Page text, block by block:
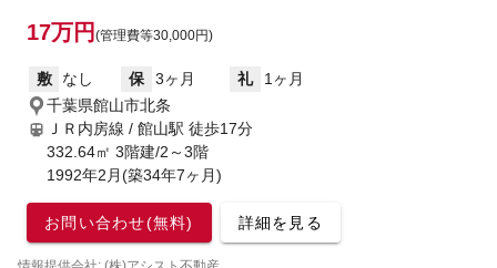
17万円 (管理費等30,000円)
敷 なし 保 3ヶ月 礼
1ヶ月
千葉県館山市北条
ＪＲ内房線 / 館山駅 徒歩17分
332.64㎡ 3階建/2～3階
1992年2月(築34年7ヶ月)
お問い合わせ(無料) 詳細を見る